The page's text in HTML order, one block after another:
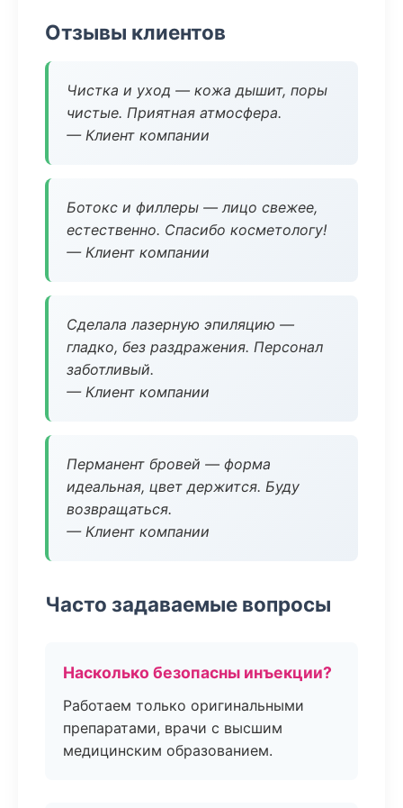
Отзывы клиентов
Чистка и уход — кожа дышит, поры
чистые. Приятная атмосфера.
— Клиент компании
Ботокс и филлеры — лицо свежее,
естественно. Спасибо косметологу!
— Клиент компании
Сделала лазерную эпиляцию —
гладко, без раздражения. Персонал
заботливый.
— Клиент компании
Перманент бровей — форма
идеальная, цвет держится. Буду
возвращаться.
— Клиент компании
Часто задаваемые вопросы
Насколько безопасны инъекции?
Работаем только оригинальными
препаратами, врачи с высшим
медицинским образованием.